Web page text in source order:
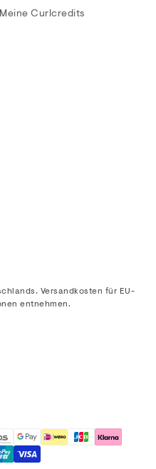
Meine Curlcredits
Versandkosten für EU-
entnehmen.